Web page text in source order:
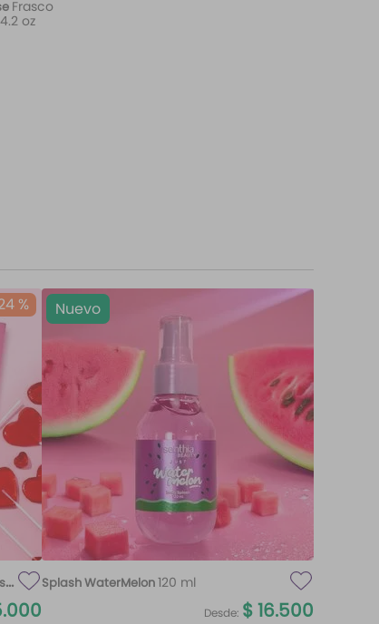
Frasco
oz
%
.000
Nuevo
Splash WaterMelon120 ml
Desde: $16.500